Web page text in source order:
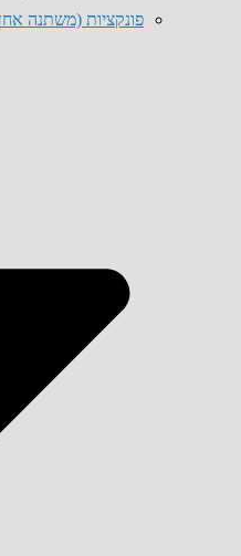
פונקציות (משתנה